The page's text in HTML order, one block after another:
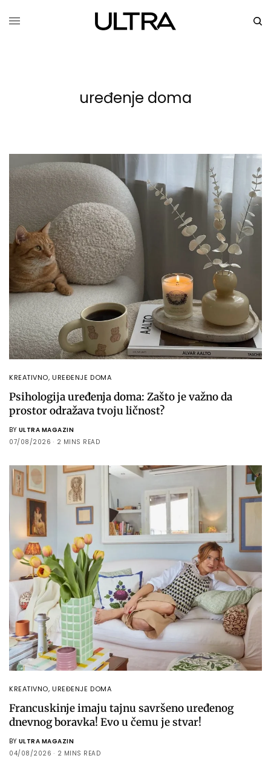
uređenje doma
KREATIVNO,UREĐENJE DOMA
Psihologija uređenja doma: Zašto je važno da
prostor odražava tvoju ličnost?
BY ULTRA MAGAZIN
07/08/2026
2 MINS READ
KREATIVNO,UREĐENJE DOMA
Francuskinje imaju tajnu savršeno uređenog
dnevnog boravka! Evo u čemu je stvar!
BY ULTRA MAGAZIN
04/08/2026
2 MINS READ